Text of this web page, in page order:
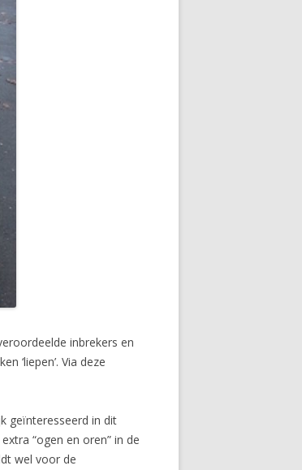
inbrekers en
‘liepen’. Via deze
geïnteresseerd in dit
“ogen en oren” in de
wel voor de